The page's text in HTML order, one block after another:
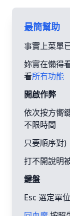
最簡幫助
事實上菜單
妳實在懶得
看所有功能
開啟作弊
依次按方嚮
不限時間
只要順序對)
打不開說明
鍵盤
Esc 選定單位